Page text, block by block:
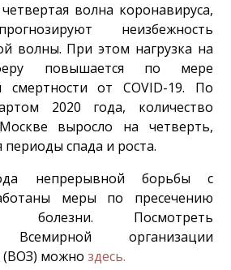
волна коронавируса,
неизбежность
волны. При этом нагрузка на
повышается по мере
смертности от COVID-19. По
2020 года, количество
выросло на четверть,
спада и роста.
непрерывной борьбы с
меры по пресечению
болезни. Посмотреть
Всемирной организации
(ВОЗ) можноздесь.